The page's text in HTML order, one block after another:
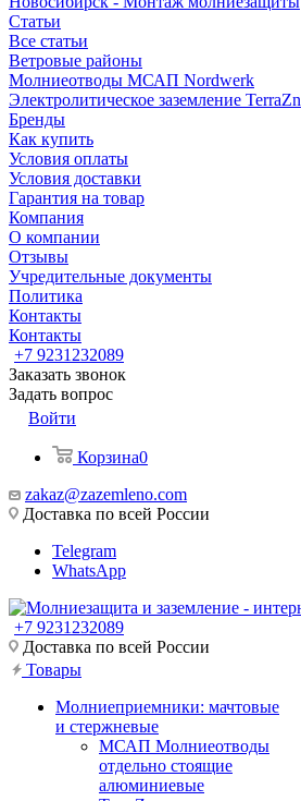
Статьи
Все статьи
Ветровые районы
Молниеотводы МСАП Nordwerk
Электролитическое заземление TerraZn
Бренды
Как купить
Условия оплаты
Условия доставки
Гарантия на товар
Компания
О компании
Отзывы
Учредительные документы
Политика
Контакты
Контакты
+7 9231232089
Заказать звонок
Задать вопрос
Войти
Корзина0
zakaz@zazemleno.com
Доставка по всей России
Telegram
WhatsApp
+7 9231232089
Доставка по всей России
Товары
Молниеприемники: мачтовые
и стержневые
МСАП Молниеотводы
отдельно стоящие
алюминиевые